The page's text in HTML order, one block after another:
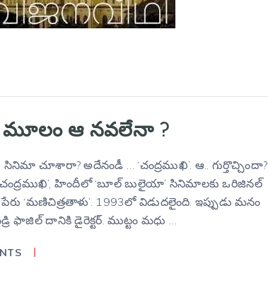
మూలం ఆ నవలేనా ?
సినిమా చూశారా? అదేనండీ … ‘చంద్రముఖి’. ఆ.. గుర్తొచ్చిందా?
‘చంద్రముఖి’, హిందీలో ‘బూల్ బులైయా’ సినిమాలకు ఒరిజినల్
‘మణిచిత్రతాళు’. 1993లో విడుదలైంది. ఇప్పుడు మనం
దానికి డైరెక్టర్. ముట్టం మధు …